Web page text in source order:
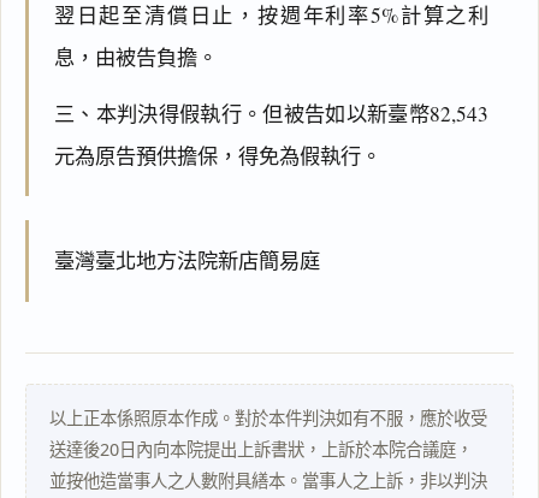
翌日起至清償日止，按週年利率5%計算之利
息，由被告負擔。
三、本判決得假執行。但被告如以新臺幣82,543
元為原告預供擔保，得免為假執行。
臺灣臺北地方法院新店簡易庭
以上正本係照原本作成。對於本件判決如有不服，應於收受
送達後20日內向本院提出上訴書狀，上訴於本院合議庭，
並按他造當事人之人數附具繕本。當事人之上訴，非以判決
閱讀 研究